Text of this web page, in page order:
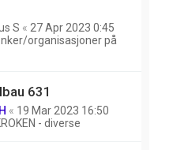
S « 27 Apr 2023 0:45
organisasjoner på
631
« 19 Mar 2023 16:50
- diverse